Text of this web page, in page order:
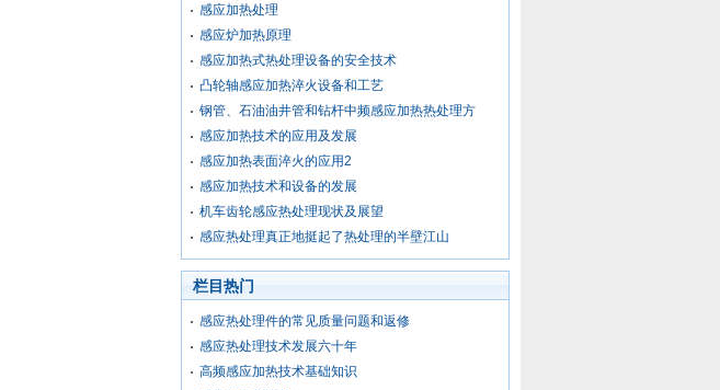
感应加热处理
感应炉加热原理
感应加热式热处理设备的安全技术
凸轮轴感应加热淬火设备和工艺
钢管、石油油井管和钻杆中频感应加热热处理方
感应加热技术的应用及发展
感应加热表面淬火的应用2
感应加热技术和设备的发展
机车齿轮感应热处理现状及展望
感应热处理真正地挺起了热处理的半壁江山
栏目热门
感应热处理件的常见质量问题和返修
感应热处理技术发展六十年
高频感应加热技术基础知识